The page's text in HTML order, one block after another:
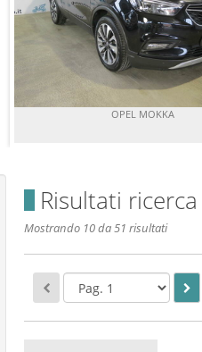
OPEL MOKKA
Risultati ricerca
Mostrando 10 da 51 risultati